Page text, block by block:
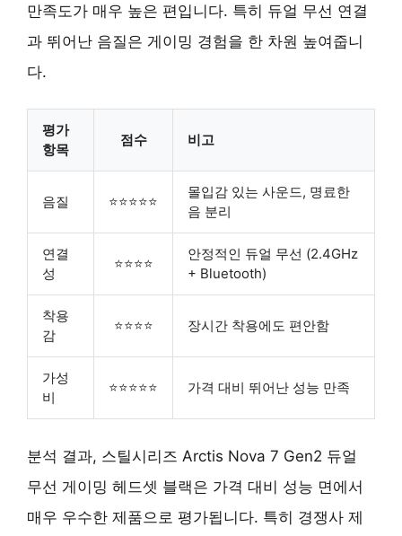
만족도가 매우 높은 편입니다. 특히 듀얼 무선 연결
과 뛰어난 음질은 게이밍 경험을 한 차원 높여줍니
다.
평가
항목
점수 비고
음질 ⭐⭐⭐⭐⭐
몰입감 있는 사운드, 명료한
음 분리
연결
성
⭐⭐⭐⭐
안정적인 듀얼 무선 (2.4GHz
+ Bluetooth)
착용
감
⭐⭐⭐⭐ 장시간 착용에도 편안함
가성
비
⭐⭐⭐⭐⭐ 가격 대비 뛰어난 성능 만족
분석 결과, 스틸시리즈 Arctis Nova 7 Gen2 듀얼
무선 게이밍 헤드셋 블랙은 가격 대비 성능 면에서
매우 우수한 제품으로 평가됩니다. 특히 경쟁사 제